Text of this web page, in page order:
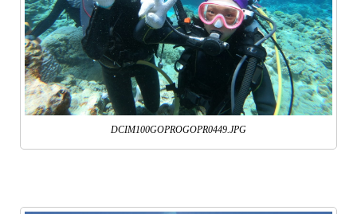
DCIM100GOPROGOPR0449.JPG